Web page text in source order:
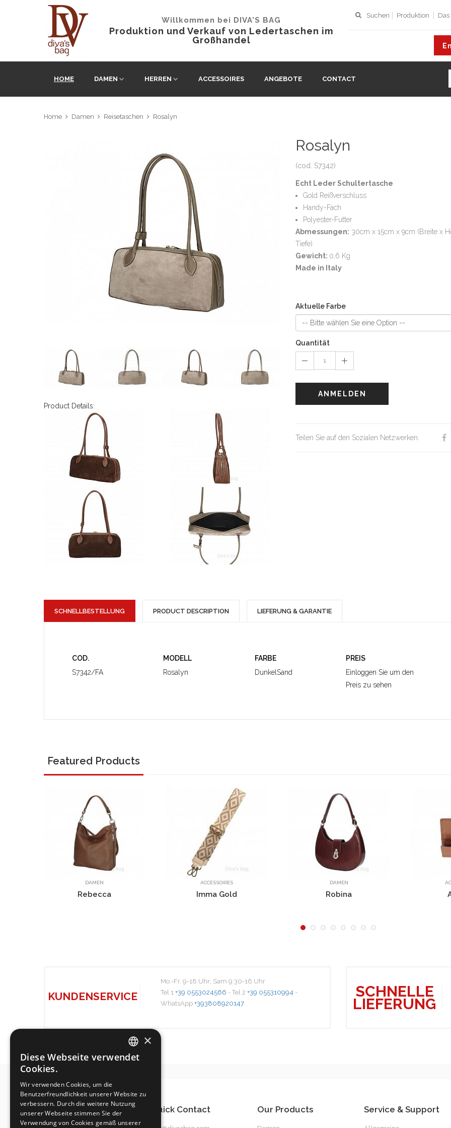
Willkommen bei DIVA'S BAG
Produktion und Verkauf von Ledertaschen im
Großhandel
Suchen Produktion
HOME DAMEN HERREN ACCESSOIRES ANGEBOTE CONTACT
Home Damen Reisetaschen Rosalyn
Product Details:
Rosalyn
(cod. S7342)
Echt Leder Schultertasche
Gold Reißverschluss
Handy-Fach
Polyester-Futter
Abmessungen: 30cm x 15cm x 9cm (Breite x
Tiefe)
Gewicht: 0,6 Kg
Made in Italy
Aktuelle Farbe
Quantität
ANMELDEN
Teilen Sie auf den Sozialen Netzwerken.
SCHNELLBESTELLUNG PRODUCT DESCRIPTION LIEFERUNG & GARANTIE
COD. MODELL FARBE
PREIS
S7342/FA
Rosalyn DunkelSand
Einloggen Sie um den
Preis zu sehen
Featured Products
KUNDENSERVICE
Mo.-Fr. 9-18 Uhr; Sam 9:30-16 Uhr
Tel 1 +39 0553024566 - Tel 2 +39 055310994 -
WhatsApp +393808920147
SCHNELLE
LIEFERUNG
Quick Contact Our Products Service & Support
ITALIAN
SPANISH
×
Diese Webseite verwendet
Cookies.
Wir verwenden Cookies, um die
Benutzerfreundlichkeit unserer Website zu
verbessern. Durch die weitere Nutzung
unserer Webseite stimmen Sie der
Verwendung von Cookies gemäß unserer